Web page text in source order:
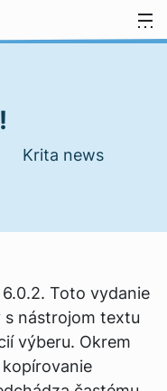
Krita news
Toto vydanie
s nástrojom textu
výberu. Okrem